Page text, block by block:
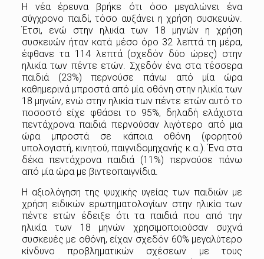
Η νέα έρευνα βρήκε ότι όσο μεγαλώνει ένα
σύγχρονο παιδί, τόσο αυξάνει η χρήση συσκευών.
Έτσι, ενώ στην ηλικία των 18 μηνών η χρήση
συσκευών ήταν κατά μέσο όρο 32 λεπτά τη μέρα,
έφθανε τα 114 λεπτά (σχεδόν δύο ώρες) στην
ηλικία των πέντε ετών. Σχεδόν ένα στα τέσσερα
παιδιά (23%) περνούσε πάνω από μία ώρα
καθημερινά μπροστά από μία οθόνη στην ηλικία των
18 μηνών, ενώ στην ηλικία των πέντε ετών αυτό το
ποσοστό είχε φθάσει το 95%, δηλαδή ελάχιστα
πεντάχρονα παιδιά περνούσαν λιγότερο από μια
ώρα μπροστά σε κάποια οθόνη (φορητού
υπολογιστή, κινητού, παιγνιδομηχανής κ.α.). Ένα στα
δέκα πεντάχρονα παιδιά (11%) περνούσε πάνω
από μία ώρα με βιντεοπαιγνίδια.
Η αξιολόγηση της ψυχικής υγείας των παιδιών με
χρήση ειδικών ερωτηματολογίων στην ηλικία των
πέντε ετών έδειξε ότι τα παιδιά που από την
ηλικία των 18 μηνών χρησιμοποιούσαν συχνά
συσκευές με οθόνη, είχαν σχεδόν 60% μεγαλύτερο
κίνδυνο προβληματικών σχέσεων με τους